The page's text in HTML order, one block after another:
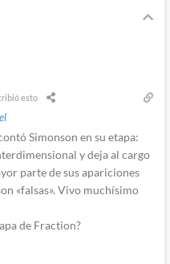
esto
Simonson en su etapa:
y deja al cargo
parte de sus apariciones
«falsas». Vivo muchísimo
de Fraction?